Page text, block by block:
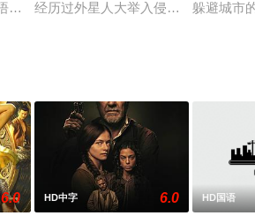
空击败的红绸军卷土重来，创造出了自
经历过外星人大举入侵地球后，人类
躲避城市
6.0 HD中字 6.0 HD国语